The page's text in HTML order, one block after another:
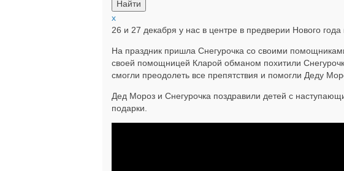
x
26 и 27 декабря у нас в центре в предверии Нового
На праздник пришла Снегурочка со своими
своей помощницей Кларой обманом похитили
смогли преодолеть все препятствия и помогли Деду
Дед Мороз и Снегурочка поздравили детей с
подарки.